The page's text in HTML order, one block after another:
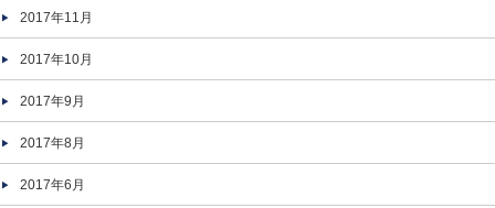
2017年11月
2017年10月
2017年9月
2017年8月
2017年6月